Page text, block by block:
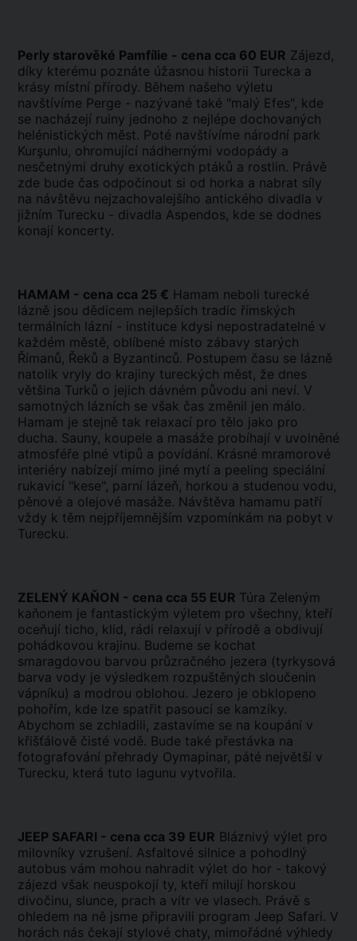
Perly starověké Pamfílie - cena cca 60 EUR Zájezd,
díky kterému poznáte úžasnou historii Turecka a
krásy místní přírody. Během našeho výletu
navštívíme Perge - nazývané také "malý Efes", kde
se nacházejí ruiny jednoho z nejlépe dochovaných
helénistických měst. Poté navštívíme národní park
Kurşunlu, ohromující nádhernými vodopády a
nesčetnými druhy exotických ptáků a rostlin. Právě
zde bude čas odpočinout si od horka a nabrat síly
na návštěvu nejzachovalejšího antického divadla v
jižním Turecku - divadla Aspendos, kde se dodnes
konají koncerty.
HAMAM - cena cca 25 € Hamam neboli turecké
lázně jsou dědicem nejlepších tradic římských
termálních lázní - instituce kdysi nepostradatelné v
každém městě, oblíbené místo zábavy starých
Římanů, Řeků a Byzantinců. Postupem času se lázně
natolik vryly do krajiny tureckých měst, že dnes
většina Turků o jejich dávném původu ani neví. V
samotných lázních se však čas změnil jen málo.
Hamam je stejně tak relaxací pro tělo jako pro
ducha. Sauny, koupele a masáže probíhají v uvolněné
atmosféře plné vtipů a povídání. Krásné mramorové
interiéry nabízejí mimo jiné mytí a peeling speciální
rukavicí "kese", parní lázeň, horkou a studenou vodu,
pěnové a olejové masáže. Návštěva hamamu patří
vždy k těm nejpříjemnějším vzpomínkám na pobyt v
Turecku.
ZELENÝ KAŇON - cena cca 55 EUR Túra Zeleným
kaňonem je fantastickým výletem pro všechny, kteří
oceňují ticho, klid, rádi relaxují v přírodě a obdivují
pohádkovou krajinu. Budeme se kochat
smaragdovou barvou průzračného jezera (tyrkysová
barva vody je výsledkem rozpuštěných sloučenin
vápníku) a modrou oblohou. Jezero je obklopeno
pohořím, kde lze spatřit pasoucí se kamzíky.
Abychom se zchladili, zastavíme se na koupání v
křišťálově čisté vodě. Bude také přestávka na
fotografování přehrady Oymapinar, páté největší v
Turecku, která tuto lagunu vytvořila.
JEEP SAFARI - cena cca 39 EUR Bláznivý výlet pro
milovníky vzrušení. Asfaltové silnice a pohodlný
autobus vám mohou nahradit výlet do hor - takový
zájezd však neuspokojí ty, kteří milují horskou
divočinu, slunce, prach a vítr ve vlasech. Právě s
ohledem na ně jsme připravili program Jeep Safari. V
horách nás čekají stylové chaty, mimořádné výhledy